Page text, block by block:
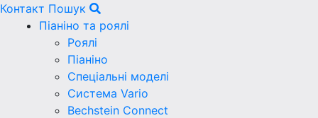
Контакт Пошук
Піаніно та роялі
Роялі
Піаніно
Спеціальні моделі
Система Vario
Bechstein Connect